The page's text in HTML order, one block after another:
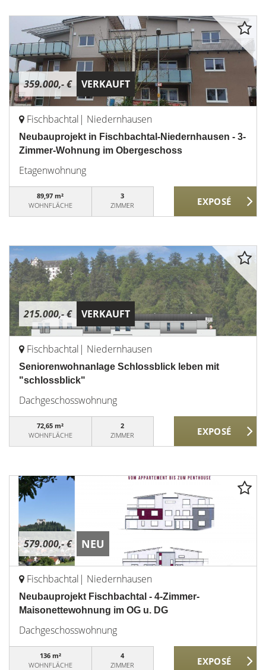
359.000,- € VERKAUFT
Fischbachtal| Niedernhausen
Neubauprojekt in Fischbachtal-Niedernhausen - 3-
Zimmer-Wohnung im Obergeschoss
Etagenwohnung
89,97 m²
WOHNFLÄCHE
3
ZIMMER
215.000,- € VERKAUFT
Fischbachtal| Niedernhausen
Seniorenwohnanlage Schlossblick leben mit
"schlossblick"
Dachgeschosswohnung
72,65 m²
WOHNFLÄCHE
2
ZIMMER
579.000,- € NEU
Fischbachtal| Niedernhausen
Neubauprojekt Fischbachtal - 4-Zimmer-
Maisonettewohnung im OG u. DG
Dachgeschosswohnung
136 m²
WOHNFLÄCHE
4
ZIMMER